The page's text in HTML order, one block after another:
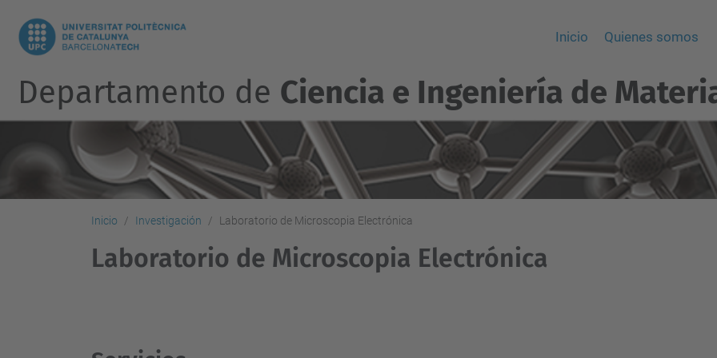
Inicio Quienes somos
Departamento de Ciencia e Ingeniería de
Inicio Investigación Laboratorio de Microscopia Electrónica
Laboratorio de Microscopia Electrónica